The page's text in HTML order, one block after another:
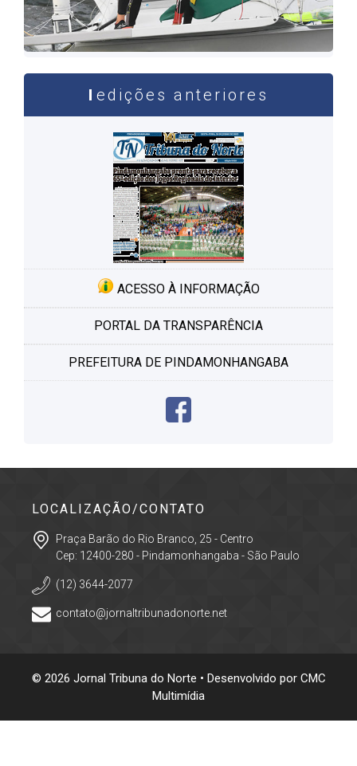
edições anteriores
ACESSO À INFORMAÇÃO
PORTAL DA TRANSPARÊNCIA
PREFEITURA DE PINDAMONHANGABA
LOCALIZAÇÃO/CONTATO
Praça Barão do Rio Branco, 25 - Centro
Cep: 12400-280 - Pindamonhangaba - São Paulo
(12) 3644-2077
contato@jornaltribunadonorte.net
© 2026 Jornal Tribuna do Norte • Desenvolvido por CMC
Multimídia